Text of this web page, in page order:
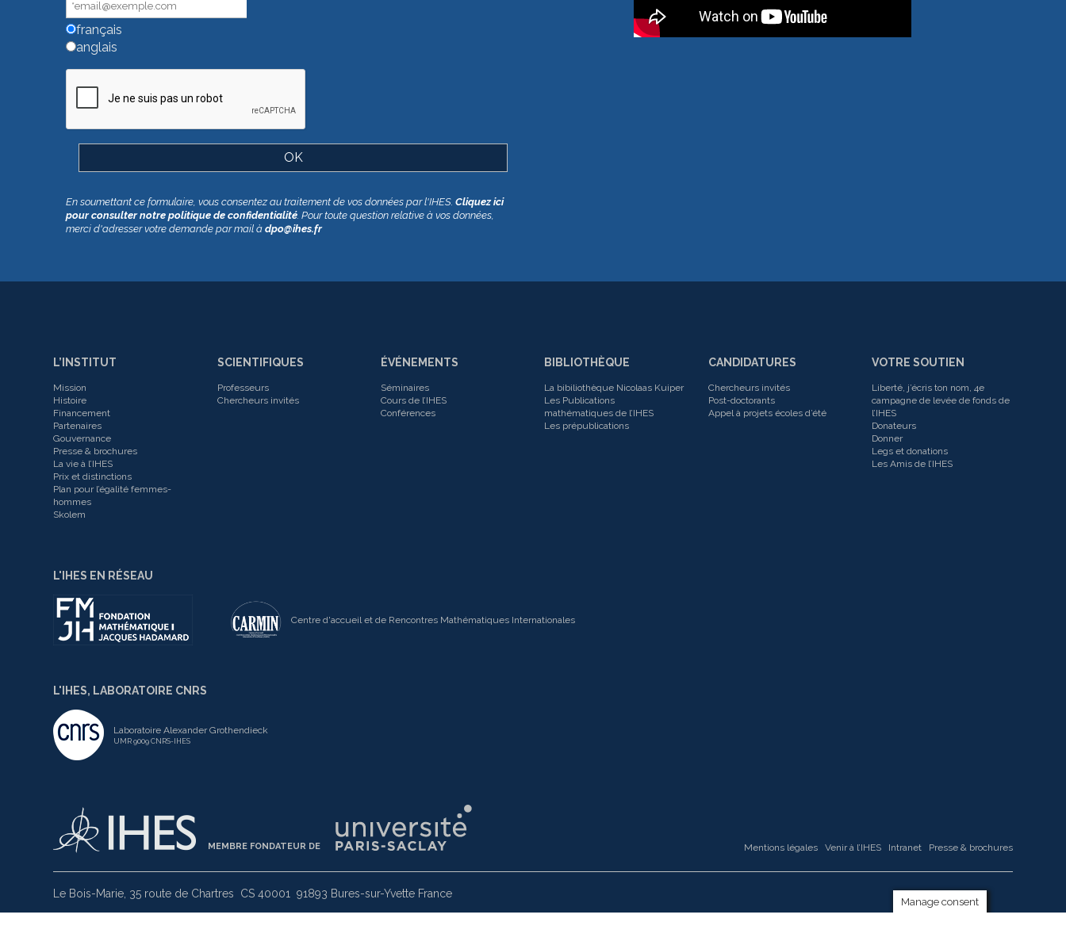
français
anglais
ce
champ.
En soumettant ce formulaire, vous consentez au traitement de vos données par l'IHES.Cliquez ici
pour consulter notre politique de confidentialité . Pour toute question relative à vos données,
merci d'adresser votre demande par mail àdpo@ihes.fr
L’INSTITUT
Mission
Histoire
Financement
Partenaires
Gouvernance
Presse & brochures
La vie à l’IHES
Prix et distinctions
Plan pour l’égalité femmes-
hommes
Skolem
SCIENTIFIQUES
Professeurs
Chercheurs invités
ÉVÉNEMENTS
Séminaires
Cours de l’IHES
Conférences
BIBLIOTHÈQUE
La bibiliothèque Nicolaas Kuiper
Les Publications
mathématiques de l’IHES
Les prépublications
CANDIDATURES
Chercheurs invités
Post-doctorants
Appel à projets écoles d’été
VOTRE SOUTIEN
Liberté, j’écris ton nom, 4e
campagne de levée de fonds de
l’IHES
Donateurs
Donner
Legs et donations
Les Amis de l’IHES
L'IHES EN RÉSEAU
Centre d'accueil et de Rencontres Mathématiques Internationales
L'IHES, LABORATOIRE CNRS
Laboratoire Alexander Grothendieck
UMR 9009 CNRS-IHES
Mentions légales Venir à l’IHES Intranet Presse & brochures
MEMBRE FONDATEUR DE
Le Bois-Marie, 35 route de Chartres CS 40001 91893 Bures-sur-Yvette France
Manage consent